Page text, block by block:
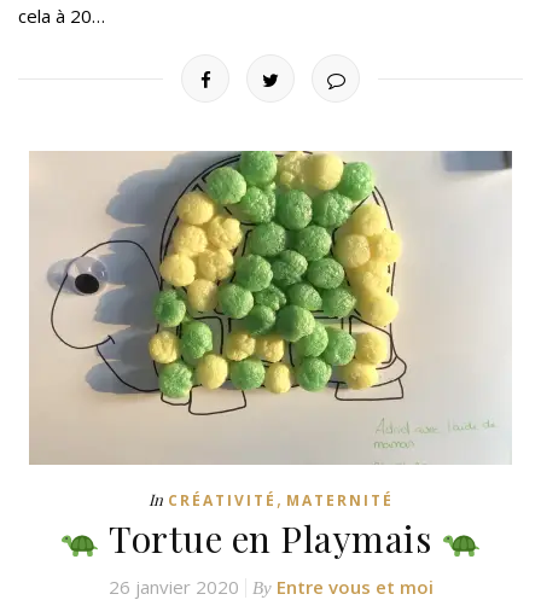
cela à 20…
In CRÉATIVITÉ , MATERNITÉ
Tortue en Playmais
26 janvier 2020 By Entre vous et moi